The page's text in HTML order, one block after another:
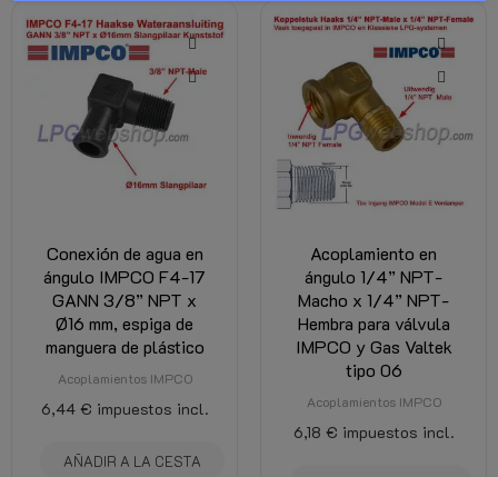
Conexión de agua en
ángulo IMPCO F4-17
GANN 3/8” NPT x
Ø16 mm, espiga de
manguera de plástico
Acoplamientos IMPCO
6,44 € impuestos incl.
AÑADIR A LA CESTA
Acoplamiento en
ángulo 1/4” NPT-
Macho x 1/4” NPT-
Hembra para válvula
IMPCO y Gas Valtek
tipo 06
Acoplamientos IMPCO
6,18 € impuestos incl.